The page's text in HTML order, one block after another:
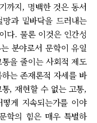
까지, 명백한 것은 동서
과 밑바닥을 드러내는
다. 물론 이것은 인간성
분야로서 문학이 유일
을 줄이는 사회적 제도
는 존재론적 자세를 바
, 재현할 수 없는 고통,
게 지속되는가를 이야
학의 힘은 매우 특별하